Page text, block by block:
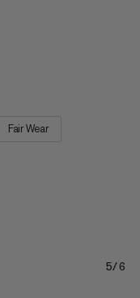
Fair Wear
5/6